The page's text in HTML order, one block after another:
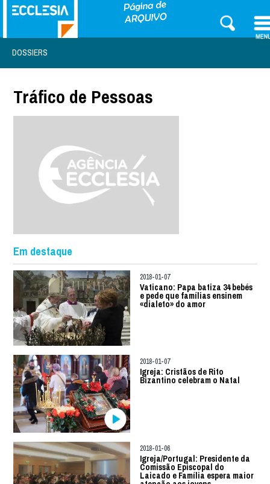
DOSSIERS
Tráfico de Pessoas
Em destaque
2018-01-07
Vaticano: Papa batiza 34 bebés
e pede que famílias ensinem
«dialeto» do amor
2018-01-07
Igreja: Cristãos de Rito
Bizantino celebram o Natal
2018-01-06
Igreja/Portugal: Presidente da
Comissão Episcopal do
Laicado e Família espera maior